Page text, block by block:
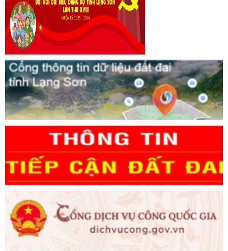
TRỰC TUYẾN TOÀN QUỐC NGHIÊN CỨU, HỌC TẬP, QUÁN
TRIỆT VÀ TRIỂN KHAI THỰC HIỆN NGHỊ QUYẾT HỘI NGHỊ
LẦN THỨ BA BAN CHẤP HÀNH TRUNG ƯƠNG ĐẢNG KHÓA
XIV
TỔ ĐẠI BIỂU SỐ 5 HĐND TỈNH LẠNG SƠN TIẾP XÚC CỬ TRI
SAU KỲ HỌP THƯỜNG LỆ GIỮA NĂM 2026
CHƯƠNG TRÌNH VĂN NGHỆ CHÀO MỪNG KỶ NIỆM 79 NĂM
NGÀY THƯƠNG BINH - LIỆT SĨ DIỄN RA THÀNH CÔNG TỐT
ĐẸP
TUỔI TRẺ XÃ LỘC BÌNH TỔ CHỨC LỄ THẮP NẾN TRI ÂN
CÁC ANH HÙNG LIỆT SĨ NHÂN KỶ NIỆM 79 NĂM NGÀY
THƯƠNG BINH - LIỆT SĨ (27/7/1947 - 27/7/2026)
UBND XÃ LỘC BÌNH TỔ CHỨC LỄ DÂNG HƯƠNG, VIẾNG
NGHĨA TRANG LIỆT SĨ LỘC BÌNH NHÂN KỶ NIỆM 79 NĂM
NGÀY THƯƠNG BINH - LIỆT SĨ
ĐẢNG ỦY – UBND XÃ LỘC BÌNH TỔ CHỨC HỘI NGHỊ CÔNG
BỐ CÁC QUYẾT ĐỊNH VỀ CÔNG TÁC CÁN BỘ
Lãnh đạo xã Lộc Bình tổ chức thăm hỏi, tặng quà người có
công nhân dịp kỷ niệm 79 năm Ngày Thương binh - Liệt sĩ